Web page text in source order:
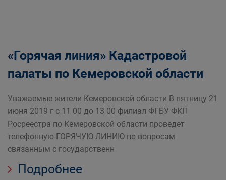
«Горячая линия» Кадастровой
палаты по Кемеровской области
Уважаемые жители Кемеровской области В пятницу 21
июня 2019 г с 11 00 до 13 00 филиал ФГБУ ФКП
Росреестра по Кемеровской области проведет
телефонную ГОРЯЧУЮ ЛИНИЮ по вопросам
связанным с государственн
Подробнее